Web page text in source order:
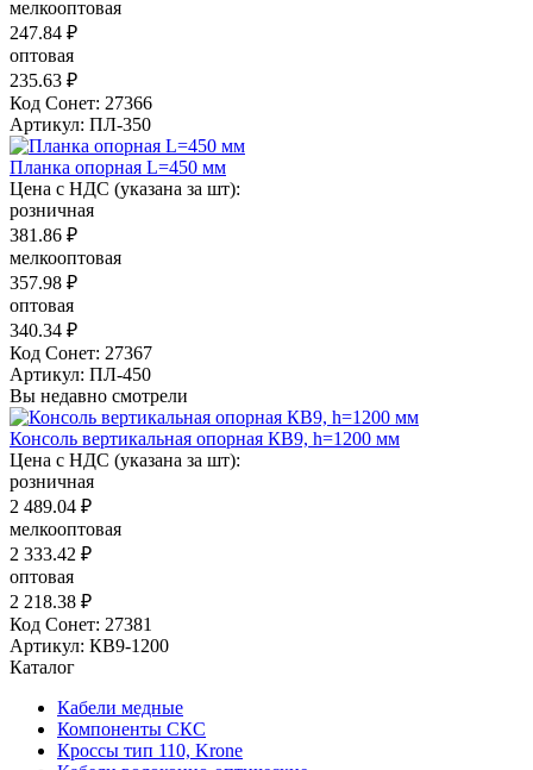
мелкооптовая
247.84 ₽
оптовая
235.63 ₽
Код Сонет: 27366
Артикул: ПЛ-350
Планка опорная L=450 мм
Цена с НДС (указана за шт):
розничная
381.86 ₽
мелкооптовая
357.98 ₽
оптовая
340.34 ₽
Код Сонет: 27367
Артикул: ПЛ-450
Вы недавно смотрели
Консоль вертикальная опорная КВ9, h=1200 мм
Цена с НДС (указана за шт):
розничная
2 489.04 ₽
мелкооптовая
2 333.42 ₽
оптовая
2 218.38 ₽
Код Сонет: 27381
Артикул: КВ9-1200
Каталог
Кабели медные
Компоненты СКС
Кроссы тип 110, Krone